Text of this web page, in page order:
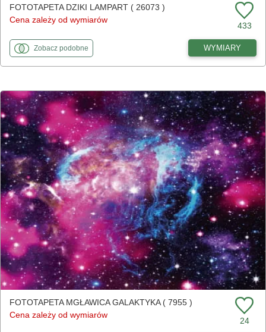
FOTOTAPETA DZIKI LAMPART ( 26073 )
Cena zależy od wymiarów
433
Zobaczfototapety
podobnedo Dziki lampart WYMIARY
FOTOTAPETA MGŁAWICA GALAKTYKA ( 7955 )
Cena zależy od wymiarów
24